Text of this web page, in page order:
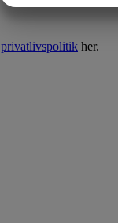
privatlivspolitik her.